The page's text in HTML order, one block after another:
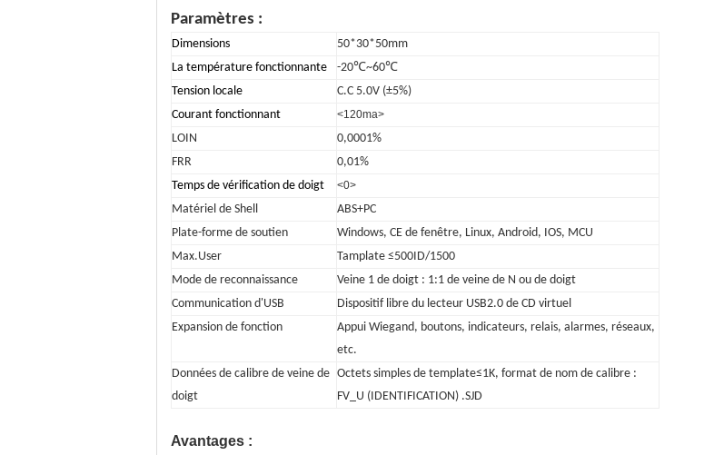
Paramètres :
Dimensions
50*30*50mm
La température fonctionnante
-20℃~60℃
Tension locale
C.C 5.0V (±5%)
Courant fonctionnant
<120ma>
LOIN
0,0001%
FRR
0,01%
Temps de vérification de doigt
<0>
Matériel de Shell
ABS+PC
Plate-forme de soutien
Windows, CE de fenêtre, Linux, Android, IOS, MCU
Max.User
Tamplate ≤500ID/1500
Mode de reconnaissance
Veine 1 de doigt : 1:1 de veine de N ou de doigt
Communication d'USB
Dispositif libre du lecteur USB2.0 de CD virtuel
Expansion de fonction
Appui Wiegand, boutons, indicateurs, relais, alarmes, réseaux,
etc.
Données de calibre de veine de
doigt
Octets simples de template≤1K, format de nom de calibre :
FV_U (IDENTIFICATION) .SJD
Avantages :